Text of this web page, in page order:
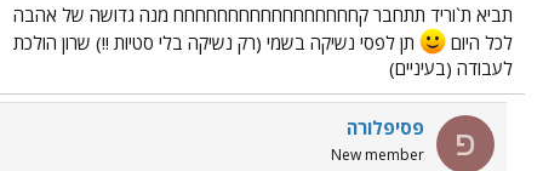
תביא ת`וריד תתחבר קחחחחחחחחחחחחחחחחח מנה גדושה של אהבה
לכל היום
תן לפסי נשיקה בשמי (רק נשיקה בלי סטיות !!) שרון הולכת
לעבודה (בעיניים)
פ פסיפלורה
New member